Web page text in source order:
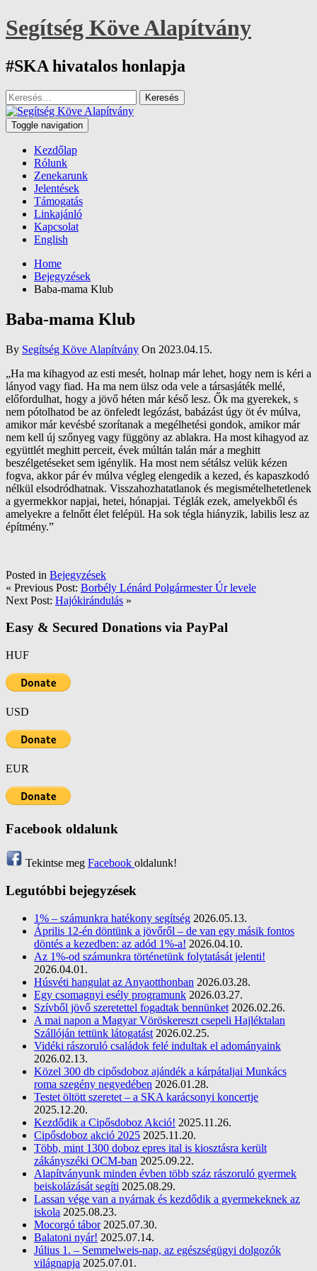
Skip
to
Segítség Köve Alapítvány
#SKA hivatalos honlapja
Keresés:
Toggle navigation
Kezdőlap
Rólunk
Zenekarunk
Jelentések
Támogatás
Linkajánló
Kapcsolat
English
Home
Bejegyzések
Baba-mama Klub
Baba-mama Klub
By Segítség Köve Alapítvány On 2023.04.15.
„Ha ma kihagyod az esti mesét, holnap már lehet, hogy nem is kéri a
lányod vagy fiad. Ha ma nem ülsz oda vele a társasjáték mellé,
előfordulhat, hogy a jövő héten már késő lesz. Ők ma gyerekek, s
nem pótolhatod be az önfeledt legózást, babázást úgy öt év múlva,
amikor már kevésbé szorítanak a megélhetési gondok, amikor már
nem kell új szőnyeg vagy függöny az ablakra. Ha most kihagyod az
együttlét meghitt perceit, évek múltán talán már a meghitt
beszélgetéseket sem igénylik. Ha most nem sétálsz velük kézen
fogva, akkor pár év múlva végleg elengedik a kezed, és kapaszkodó
nélkül elsodródhatnak. Visszahozhatatlanok és megismételhetetlenek
a gyermekkor napjai, hetei, hónapjai. Téglák ezek, amelyekből és
amelyekre a felnőtt élet felépül. Ha sok tégla hiányzik, labilis lesz az
építmény.”
Posted in Bejegyzések
« Previous Post: Borbély Lénárd Polgármester Úr levele
Next Post: Hajókirándulás »
Easy & Secured Donations via PayPal
HUF
USD
EUR
Facebook oldalunk
Tekintse meg Facebook oldalunk!
Legutóbbi bejegyzések
1% – számunkra hatékony segítség 2026.05.13.
Április 12-én döntünk a jövőről – de van egy másik fontos
döntés a kezedben: az adód 1%-a! 2026.04.10.
Az 1%-od számunkra történetünk folytatását jelenti!
2026.04.01.
Húsvéti hangulat az Anyaotthonban 2026.03.28.
Egy csomagnyi esély programunk 2026.03.27.
Szívből jövő szeretettel fogadtak bennünket 2026.02.26.
A mai napon a Magyar Vöröskereszt csepeli Hajléktalan
Szállóján tettünk látogatást 2026.02.25.
Vidéki rászoruló családok felé indultak el adományaink
2026.02.13.
Közel 300 db cipősdoboz ajándék a kárpátaljai Munkács
roma szegény negyedében 2026.01.28.
Testet öltött szeretet – a SKA karácsonyi koncertje
2025.12.20.
Kezdődik a Cipősdoboz Akció! 2025.11.26.
Cipősdoboz akció 2025 2025.11.20.
Több, mint 1300 doboz epres ital is kiosztásra került
zákányszéki OCM-ban 2025.09.22.
Alapítványunk minden évben több száz rászoruló gyermek
beiskolázását segíti 2025.08.29.
Lassan vége van a nyárnak és kezdődik a gyermekeknek az
iskola 2025.08.23.
Mocorgó tábor 2025.07.30.
Balatoni nyár! 2025.07.14.
Július 1. – Semmelweis-nap, az egészségügyi dolgozók
világnapja 2025.07.01.